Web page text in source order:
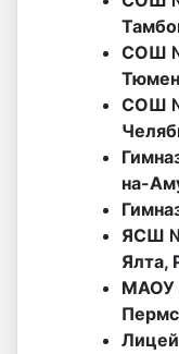
СОШ
СОШ
на-
ЯСШ
Ялта,
МАОУ
Лицей